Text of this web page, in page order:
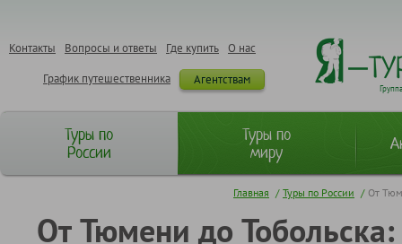
О нас
Где купить
Вопросы и ответы
Контакты
Агентствам
График путешественника
Туры по
России
Туры по
миру
Главная / Туры по России / От
От Тюмени до